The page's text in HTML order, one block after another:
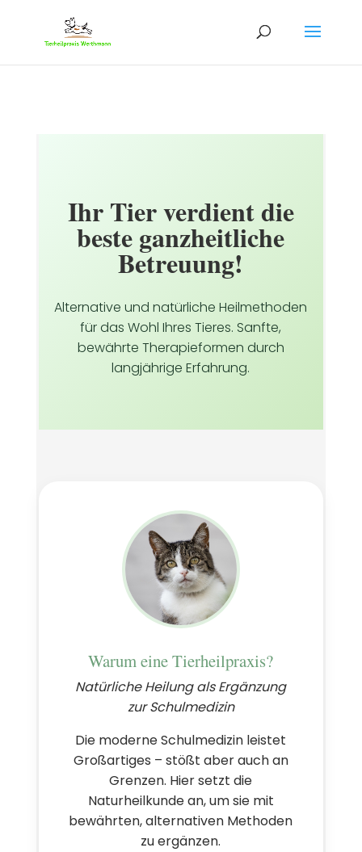
Ihr Tier verdient die
beste ganzheitliche
Betreuung!
Alternative und natürliche Heilmethoden
für das Wohl Ihres Tieres. Sanfte,
bewährte Therapieformen durch
langjährige Erfahrung.
Warum eine Tierheilpraxis?
Natürliche Heilung als Ergänzung
zur Schulmedizin
Die moderne Schulmedizin leistet
Großartiges – stößt aber auch an
Grenzen. Hier setzt die
Naturheilkunde an, um sie mit
bewährten, alternativen Methoden
zu ergänzen.